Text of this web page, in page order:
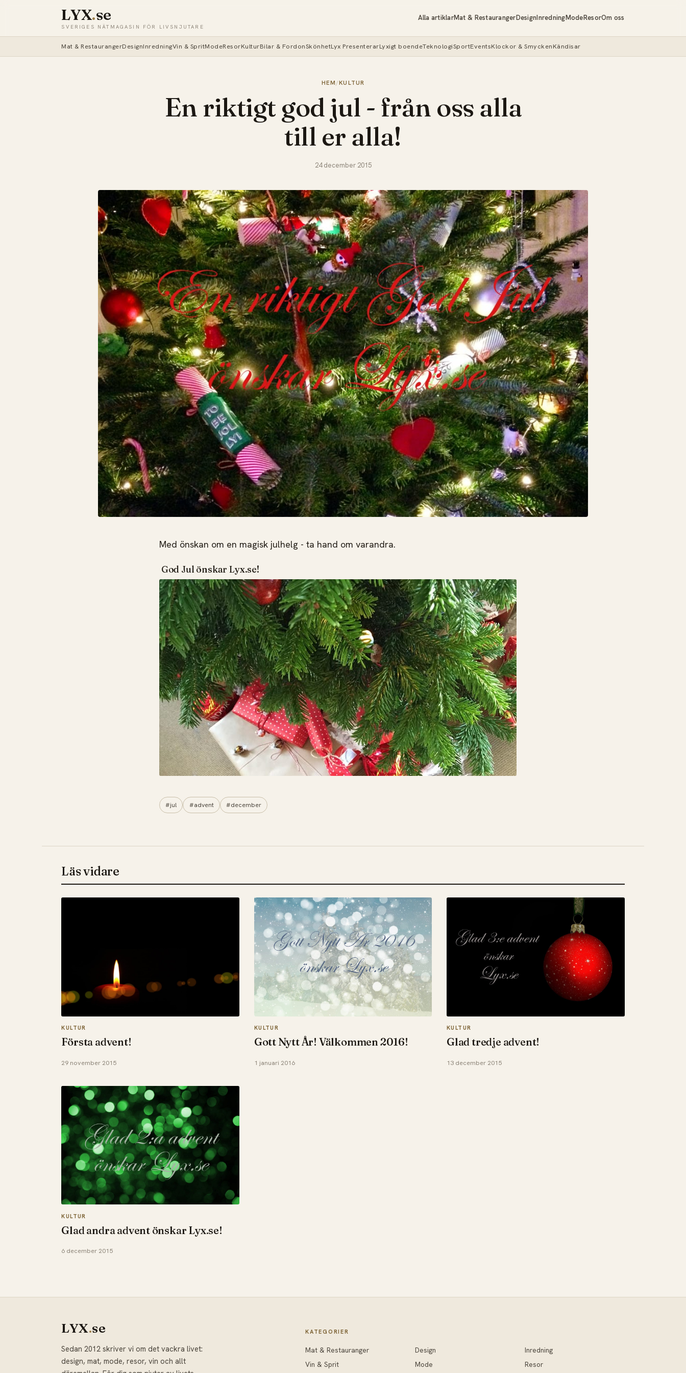
LYX.se
SVERIGES NÄTMAGASIN FÖR LIVSNJUTARE
Alla artiklarMat & RestaurangerDesignInredningModeResorOm oss
Mat & RestaurangerDesignInredningVin & SpritModeResorKulturBilar & FordonSkönhetLyx PresenterarLyxigt boendeTeknologiSportEventsKlockor & SmyckenKändisar
HEM/KULTUR
En riktigt god jul - från oss alla
till er alla!
24 december 2015
Med önskan om en magisk julhelg - ta hand om varandra.
God Jul önskar Lyx.se!
#jul #advent #december
Läs vidare
KULTUR
Första advent!
29 november 2015
KULTUR
Gott Nytt År! Välkommen 2016!
1 januari 2016
KULTUR
Glad tredje advent!
13 december 2015
KULTUR
Glad andra advent önskar Lyx.se!
6 december 2015
LYX.se
Sedan 2012 skriver vi om det vackra livet:
design, mat, mode, resor, vin och allt
KATEGORIER
Mat & Restauranger Design
Inredning
Vin & Sprit
Mode Resor